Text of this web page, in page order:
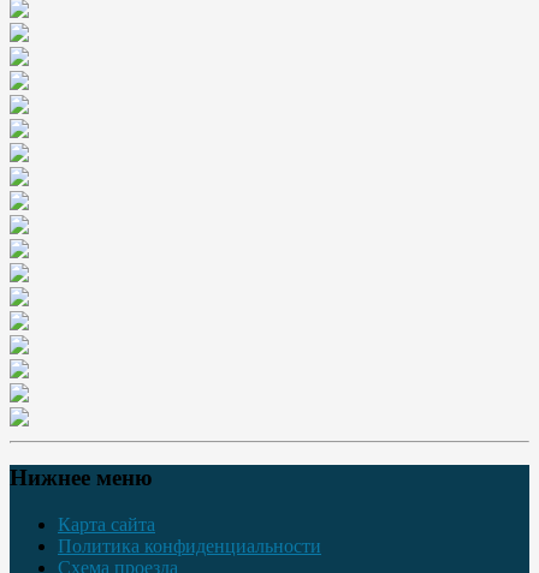
Нижнее меню
Карта сайта
Политика конфиденциальности
Схема проезда